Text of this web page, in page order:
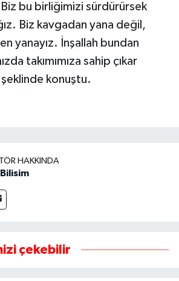
bu birliğimizi sürdürürsek
Biz kavgadan yana değil,
yanayız. İnşallah bundan
takımımıza sahip çıkar
konuştu.
HAKKINDA
Bilisim
çekebilir